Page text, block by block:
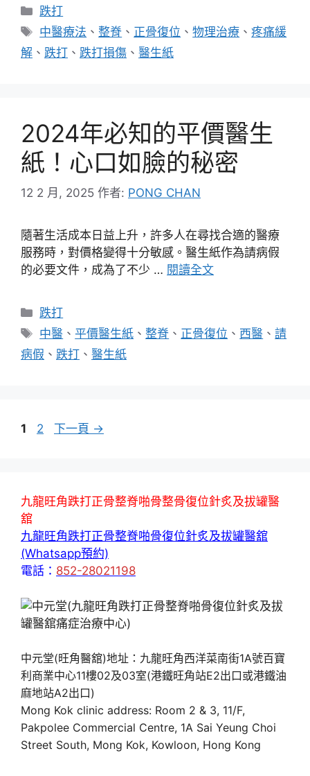
分
類
跌打
標
籤
中醫療法 、整脊 、 正骨復位 、物理治療 、疼痛緩
解 、 跌打 、 跌打損傷 、 醫生紙
2024年必知的平價醫生
紙！心口如臉的秘密
12 2 月, 2025 作者: PONG CHAN
隨著生活成本日益上升，許多人在尋找合適的醫療
服務時，對價格變得十分敏感。醫生紙作為請病假
的必要文件，成為了不少 … 閱讀全文
分
類
跌打
標
籤
中醫 、平價醫生紙 、整脊 、 正骨復位 、 西醫 、請
病假 、 跌打 、 醫生紙
頁
1
頁
2 下一頁 →
九龍旺角跌打正骨整脊啪骨整骨復位針炙及拔罐醫
舘
九龍旺角跌打正骨整脊啪骨復位針炙及拔罐醫舘
(Whatsapp預約)
電話： 852-28021198
中元堂(旺角醫舘)地址：九龍旺角西洋菜南街1A號百寶
利商業中心11樓02及03室(港鐵旺角站E2出口或港鐵油
麻地站A2出口)
Mong Kok clinic address: Room 2 & 3, 11/F,
Pakpolee Commercial Centre, 1A Sai Yeung Choi
Street South, Mong Kok, Kowloon, Hong Kong